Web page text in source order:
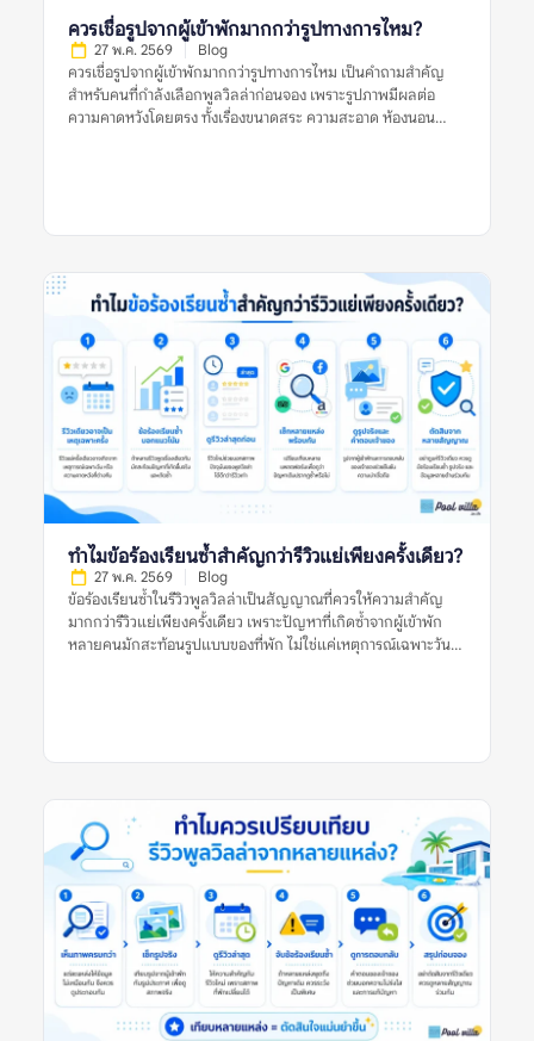
ควรเชื่อรูปจากผู้เข้าพักมากกว่ารูปทางการไหม?
27 พ.ค. 2569 Blog
ควรเชื่อรูปจากผู้เข้าพักมากกว่ารูปทางการไหม เป็นคำถามสำคัญ
สำหรับคนที่กำลังเลือกพูลวิลล่าก่อนจอง เพราะรูปภาพมีผลต่อ
ความคาดหวังโดยตรง ทั้งเรื่องขนาดสระ ความสะอาด ห้องนอน
ทางการร่วมกัน แล้วตรวจหลายสัญญาณประกอบ เช่น วันที่ของรีวิว
และข้อมูลจากหลายแหล่ง ก่อนตัดสินใจจองพูลวิลล่า ควรเชื่อรูป
จากผู้เข้าพักมากกว่ารูปทางการไหม หมายถึงอะไร? ควรเชื่อรูปจากผู้
เข้าพักมากกว่ารูปทางการไหม หมายถึงการพิจารณาว่ารูปประเภทใด
น่าใช้เป็นข้อมูลประกอบการตัดสินใจมากกว่า ระหว่างรูปที่เจ้าของ
ที่พักหรือแพลตฟอร์มจัดทำอย่างเป็นทางการ กับรูปที่ผู้เข้าพักจริง
ถ่ายและแนบไว้ในรีวิว รูปทางการมักถ่ายด้วยแสงดี มุมดี และจัด
พื้นที่ให้ดูพร้อมที่สุด จึงช่วยให้เห็นภาพรวมของที่พักได้ชัด เช่น
โครงสร้างบ้าน สไตล์การตกแต่ง มุมสระ พื้นที่นั่งเล่น และห้องนอน
หลัก แต่ข้อจำกัดคืออาจไม่สะท้อนสภาพปัจจุบัน หากรูปถ่ายไว้นาน
หรือถ่ายเฉพาะมุมที่ดีที่สุด ส่วนรูปจากผู้เข้าพักมักมีความเป็น
ธรรมชาติมากกว่า เห็นสภาพบ้านตอนใช้งานจริง เช่น สระหลังมีคน
เล่น ห้องน้ำที่ใช้งานจริง พื้นที่ครัว ที่จอดรถ หรือมุมที่รูปทางการไม่
ได้แสดง อย่างไรก็ตาม รูปจากผู้เข้าพักก็มีข้อจำกัดเช่นกัน เพราะ
อาจถ่ายในวันที่แสงไม่ดี มุมไม่สวย หรือสะท้อนเหตุการณ์เฉพาะวัน
ดังนั้น การเปรียบเทียบรูปทั้งสองประเภทจึงสำคัญกว่าการเลือกเชื่อ
ฝ่ายใดฝ่ายหนึ่งทั้งหมด […]
ทำไมข้อร้องเรียนซ้ำสำคัญกว่ารีวิวแย่เพียงครั้งเดียว?
27 พ.ค. 2569 Blog
ข้อร้องเรียนซ้ำในรีวิวพูลวิลล่าเป็นสัญญาณที่ควรให้ความสำคัญ
มากกว่ารีวิวแย่เพียงครั้งเดียว เพราะปัญหาที่เกิดซ้ำจากผู้เข้าพัก
หลายคนมักสะท้อนรูปแบบของที่พัก ไม่ใช่แค่เหตุการณ์เฉพาะวัน
แอร์ไม่เย็น ห้องนอนไม่ตรงรูป คืนเงินมัดจำช้า หรือมีค่าใช้จ่ายไม่
ก่อนจอง การอ่านรีวิวพูลวิลล่าอย่างรอบคอบจึงไม่ใช่การหารีวิวที่ดี
ที่สุดหรือแย่ที่สุด แต่คือการดูแนวโน้มจากหลายรีวิว หลายช่วงเวลา
และหลายแหล่งข้อมูลร่วมกัน ข้อร้องเรียนซ้ำในรีวิวพูลวิลล่าหมาย
ถึงอะไร? ข้อร้องเรียนซ้ำในรีวิวพูลวิลล่า หมายถึงปัญหาเดียวกัน
หรือปัญหาคล้ายกันที่ปรากฏในรีวิวจากผู้เข้าพักหลายคน เช่น หลาย
คนบอกว่าสระน้ำขุ่น หลายรีวิวพูดถึงห้องน้ำมีกลิ่น หรือหลายแหล่ง
ระบุว่าเจ้าของที่พักตอบช้าเมื่อเกิดปัญหา ข้อร้องเรียนซ้ำมีน้ำหนัก
มากกว่ารีวิวแย่เดี่ยว ๆ เพราะช่วยบอกว่าปัญหานั้นอาจไม่ได้เกิดขึ้น
แบบบังเอิญ แต่เป็นสิ่งที่พบได้บ่อยหรือยังไม่ได้รับการแก้ไขอย่าง
จริงจัง ตัวอย่างข้อร้องเรียนซ้ำที่ควรระวัง ได้แก่: รีวิวแย่หนึ่งรีวิวอาจ
เป็นเพียงประสบการณ์เฉพาะครั้ง แต่ข้อร้องเรียนซ้ำในรีวิวพูลวิลล่า